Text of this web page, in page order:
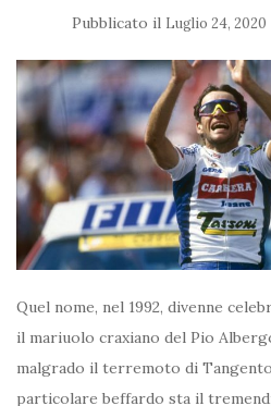
Pubblicato il Luglio 24, 2020
Quel nome, nel 1992, divenne
il mariuolo craxiano del Pio
malgrado il terremoto di
particolare beffardo sta il